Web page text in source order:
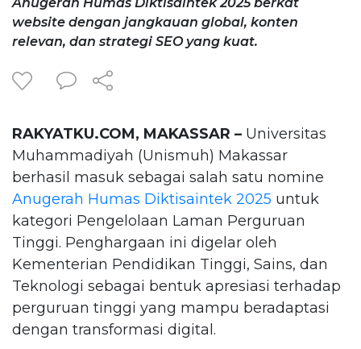
website dengan jangkauan global, konten
relevan, dan strategi SEO yang kuat.
RAKYATKU.COM, MAKASSAR – Universitas
Muhammadiyah (Unismuh) Makassar
berhasil masuk sebagai salah satu nomine
Anugerah Humas Diktisaintek 2025 untuk
kategori Pengelolaan Laman Perguruan
Tinggi. Penghargaan ini digelar oleh
Kementerian Pendidikan Tinggi, Sains, dan
Teknologi sebagai bentuk apresiasi terhadap
perguruan tinggi yang mampu beradaptasi
dengan transformasi digital.